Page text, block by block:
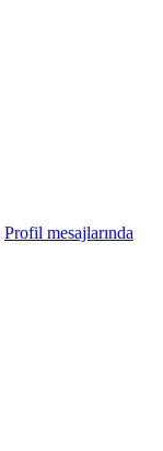
Profil mesajlarında